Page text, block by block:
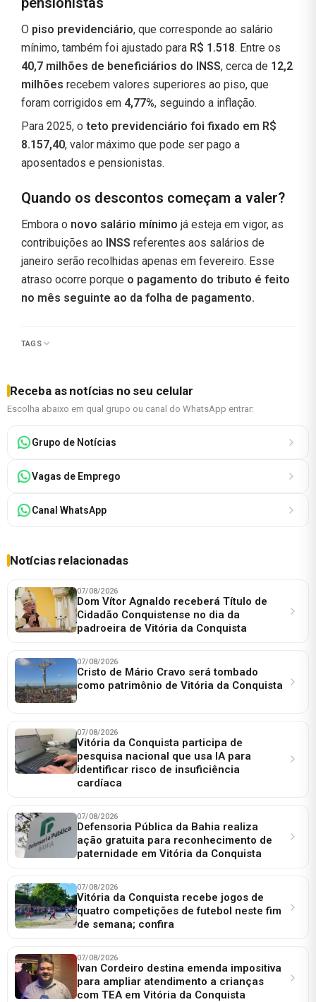
O piso previdenciário, que corresponde ao salário
mínimo, também foi ajustado para R$ 1.518. Entre os
40,7 milhões de beneficiários do INSS, cerca de 12,2
milhões recebem valores superiores ao piso, que
foram corrigidos em 4,77%, seguindo a inflação.
Para 2025, o teto previdenciário foi fixado em R$
8.157,40, valor máximo que pode ser pago a
aposentados e pensionistas.
Quando os descontos começam a valer?
Embora o novo salário mínimo já esteja em vigor, as
contribuições ao INSS referentes aos salários de
janeiro serão recolhidas apenas em fevereiro. Esse
atraso ocorre porque o pagamento do tributo é feito
no mês seguinte ao da folha de pagamento.
TAGS
Receba as notícias no seu celular
Escolha abaixo em qual grupo ou canal do WhatsApp entrar:
Grupo de Notícias
Vagas de Emprego
Canal WhatsApp
Notícias relacionadas
07/08/2026
Dom Vítor Agnaldo receberá Título de
Cidadão Conquistense no dia da
padroeira de Vitória da Conquista
07/08/2026
Cristo de Mário Cravo será tombado
como patrimônio de Vitória da Conquista
07/08/2026
Vitória da Conquista participa de
pesquisa nacional que usa IA para
identificar risco de insuficiência
cardíaca
07/08/2026
Defensoria Pública da Bahia realiza
ação gratuita para reconhecimento de
paternidade em Vitória da Conquista
07/08/2026
Vitória da Conquista recebe jogos de
quatro competições de futebol neste fim
de semana; confira
07/08/2026
Ivan Cordeiro destina emenda impositiva
para ampliar atendimento a crianças
com TEA em Vitória da Conquista